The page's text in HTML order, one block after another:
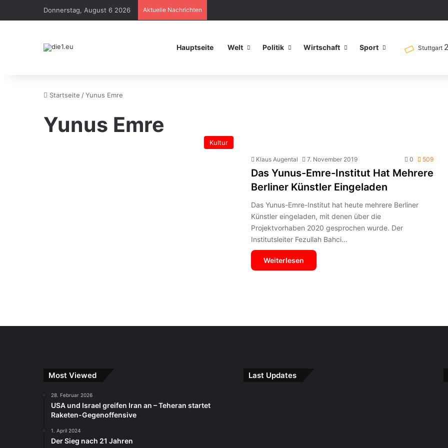
Donnerstag, August 6 2026 Aktuelle Nachrichten
Hauptseite Welt Politik Wirtschaft Sport Stuttgart
Startseite /Yunus Emre
Yunus Emre
Kultur
Klaus Augental 7. November 2019 0 509
Das Yunus-Emre-Institut Hat Mehrere
Berliner Künstler Eingeladen
Das Yunus-Emre-Institut hat heute mehrere Berliner
Künstler eingeladen, mit denen über die
Projektvorhaben 2020 gesprochen wurde. Der
Institutsleiter Fezullah Bahci…
Weiterlesen
Most Viewed
28. Februar 2026
USA und Israel greifen Iran an – Teheran startet
Raketen-Gegenoffensive
1. April 2024
Der Sieg nach 21 Jahren
Last Updates